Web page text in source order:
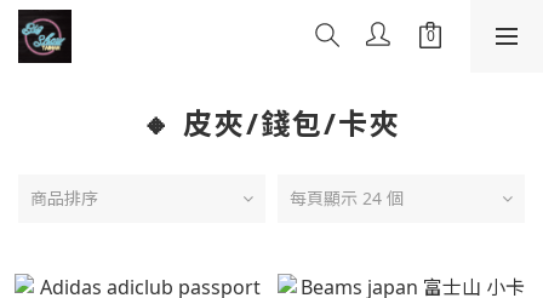
🔸 皮夾/錢包/卡夾
商品排序 每頁顯示 24 個